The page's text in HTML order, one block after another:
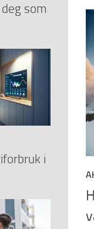
som
i